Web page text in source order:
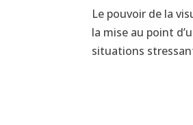
Le pouvoir de la
la mise au point
situations